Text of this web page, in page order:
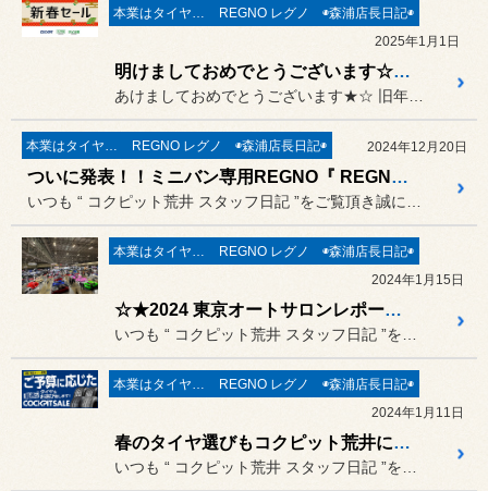
REGNO レグノ
◉森浦店長日記◉
2025年1月1日
明けましておめでとうございます☆ 2025年も宜しくお願い致しますꉂꉂ ( ˆᴗˆ )
REGNO レグノ ◉森浦店長日記◉ 2024年12月20日
ついに発表！！ミニバン専用REGNO『 REGNO GR-XⅢ TYPE RV 』は、新技術『ENLITEN』搭載のエッジの効いた“究極のミニバン専用タイヤ”へ(・ω<) /
REGNO レグノ
◉森浦店長日記◉
2024年1月15日
☆★2024 東京オートサロンレポート “ ブリヂストン・POTENZAブース ” ★☆
REGNO レグノ
◉森浦店長日記◉
2024年1月11日
春のタイヤ選びもコクピット荒井におまかせ下さい(*'ω'*) 春のご相談も増えてきました！